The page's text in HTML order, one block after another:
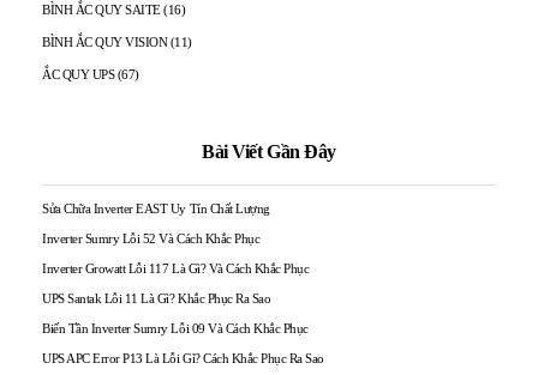
BÌNH ẮC QUY SAITE (16)
BÌNH ẮC QUY VISION (11)
ẮC QUY UPS (67)
Bài Viết Gần Đây
Sửa Chữa Inverter EAST Uy Tín Chất Lượng
Inverter Sumry Lỗi 52 Và Cách Khắc Phục
Inverter Growatt Lỗi 117 Là Gì? Và Cách Khắc Phục
UPS Santak Lỗi 11 Là Gì? Khắc Phục Ra Sao
Biến Tần Inverter Sumry Lỗi 09 Và Cách Khắc Phục
UPS APC Error P13 Là Lỗi Gì? Cách Khắc Phục Ra Sao